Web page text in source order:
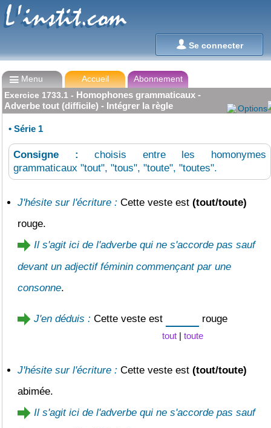
Se connecter
L'instit.com
L'instit.com
Menu Accueil
Abonnement
Exercice 1733.1 - Homophones grammaticaux -
Adverbe tout (difficile) - Intégrer la règle
Options
• Série 1
Consigne :choisis entre les homonymes
grammaticaux "tout", "tous", "toute", "toutes".
J'hésite sur l'écriture : Cette veste est (tout/toute)
rouge.
Il s'agit ici de l'adverbe qui ne s'accorde pas sauf
devant un adjectif féminin commençant par une
consonne.
J'en déduis : Cette veste est
tout | toute
rouge
J'hésite sur l'écriture : Cette veste est (tout/toute)
abimée.
Il s'agit ici de l'adverbe qui ne s'accorde pas sauf